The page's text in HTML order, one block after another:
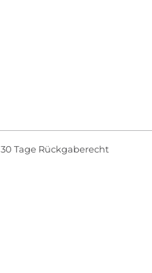
30 Tage Rückgaberecht